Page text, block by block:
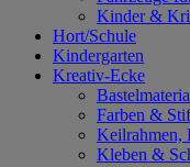
Kinder &
Hort/Schule
Kindergarten
Kreativ-Ecke
Farben &
Keilrahmen,
Kleben &